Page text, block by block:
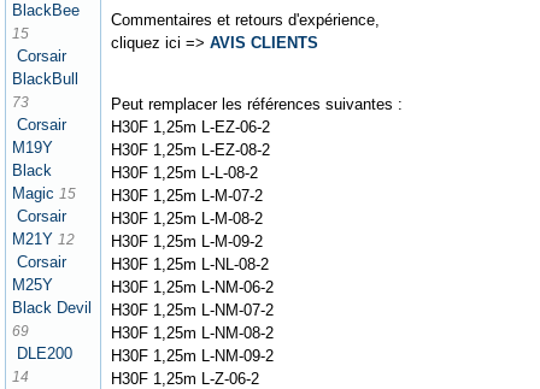
BlackBee
15
Corsair
BlackBull
73
Corsair
M19Y
Black
Magic 15
Corsair
M21Y 12
Corsair
M25Y
Black Devil
69
DLE200
14
Commentaires et retours d'expérience,
cliquez ici =>AVIS CLIENTS
Peut remplacer les références suivantes :
H30F 1,25m L-EZ-06-2
H30F 1,25m L-EZ-08-2
H30F 1,25m L-L-08-2
H30F 1,25m L-M-07-2
H30F 1,25m L-M-08-2
H30F 1,25m L-M-09-2
H30F 1,25m L-NL-08-2
H30F 1,25m L-NM-06-2
H30F 1,25m L-NM-07-2
H30F 1,25m L-NM-08-2
H30F 1,25m L-NM-09-2
H30F 1,25m L-Z-06-2